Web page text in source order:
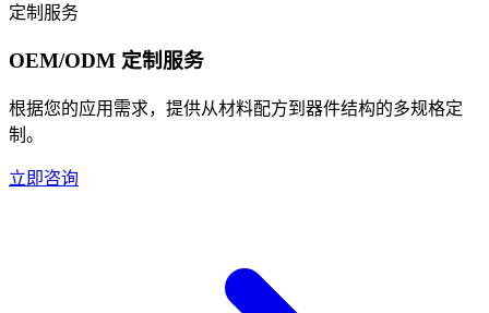
定制服务
OEM/ODM 定制服务
根据您的应用需求，提供从材料配方到器件结构的多规格定
制。
立即咨询